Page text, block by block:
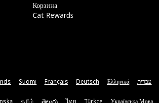
Корзина
Cat Rewards
Suomi Français Deutsch Ελληνικά עברית
தமிழ் తెలుగు ไทย Türkçe Українська Мова